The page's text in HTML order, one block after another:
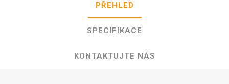
PŘEHLED
SPECIFIKACE
KONTAKTUJTE NÁS